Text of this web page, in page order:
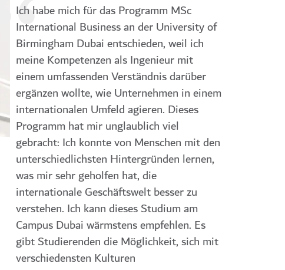
Ich habe mich für das Programm MSc
International Business an der University of
Birmingham Dubai entschieden, weil ich
meine Kompetenzen als Ingenieur mit
einem umfassenden Verständnis darüber
ergänzen wollte, wie Unternehmen in einem
internationalen Umfeld agieren. Dieses
Programm hat mir unglaublich viel
gebracht: Ich konnte von Menschen mit den
unterschiedlichsten Hintergründen lernen,
was mir sehr geholfen hat, die
internationale Geschäftswelt besser zu
verstehen. Ich kann dieses Studium am
Campus Dubai wärmstens empfehlen. Es
gibt Studierenden die Möglichkeit, sich mit
verschiedensten Kulturen